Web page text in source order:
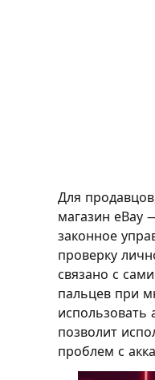
Для
магазин eBay
законное
проверку
связано с
пальцев при
использовать
позволит
проблем с